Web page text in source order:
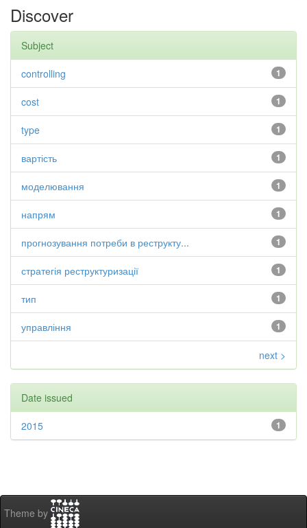
Discover
Subject
1
controlling
1
cost
1
type
1
вартість
1
моделювання
1
напрям
1
прогнозування потреби в реструкту...
1
стратегія реструктуризації
1
тип
1
управління
next >
Date issued
1
2015
Theme by